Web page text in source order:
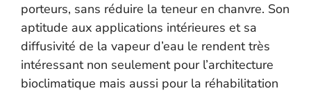
porteurs, sans réduire la teneur en chanvre. Son
aptitude aux applications intérieures et sa
diffusivité de la vapeur d’eau le rendent très
intéressant non seulement pour l’architecture
bioclimatique mais aussi pour la réhabilitation